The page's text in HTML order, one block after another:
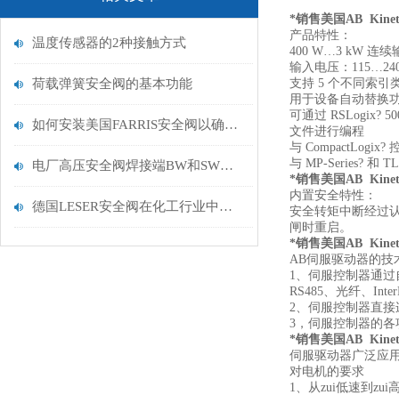
温度传感器的2种接触方式
荷载弹簧安全阀的基本功能
如何安装美国FARRIS安全阀以确保其正常运行？
电厂高压安全阀焊接端BW和SW的区别
德国LESER安全阀在化工行业中的应用
*销售美国AB
产品特性：
400 W…3 kW 连续
输入电压：
支持 5 个不同索引
用于设备自动替换
可通过 RSLogix?
文件进行编程
与 CompactLogix?
与 MP-Series? 和
*销售美国AB
内置安全特性：
安全转矩中断经过
闸时重启。
*销售美国AB
AB伺服驱动器的技
1、伺服控制器通
RS485、光纤、
2、伺服控制器直
3，伺服控制器的
*销售美国AB
伺服驱动器广泛应
对电机的要求
1、从zui低速到zui